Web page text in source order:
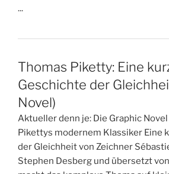
...
Thomas Piketty: Eine
Geschichte der
Novel)
Aktueller denn je: Die Graphic
Pikettys modernem Klassiker Eine
der Gleichheit von Zeichner
Stephen Desberg und übersetzt